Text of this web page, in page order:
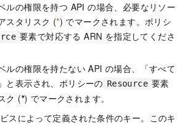
ルの権限を持つ API の場合、必要なリソー
スタリスク (*) でマークされます。ポリシ
要素で対応する ARN を指定してくださ
ルの権限を持たない API の場合、「すべて
と表示され、ポリシーの Resource 要素
ク (*) でマークされます。
スによって定義された条件のキー。このキ